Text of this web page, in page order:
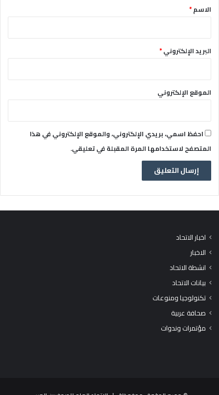
*الاسم*
البريد الإلكتروني*
الموقع الإلكتروني
احفظ اسمي، بريدي الإلكتروني، والموقع الإلكتروني في هذا
المتصفح لاستخدامها المرة المقبلة في تعليقي.
اخبار الاتحاد
الاخبار
انشطة الاتحاد
بيانات الاتحاد
تكنولوجيا ومنوعات
صحافة عربية
مؤتمرات وندوات